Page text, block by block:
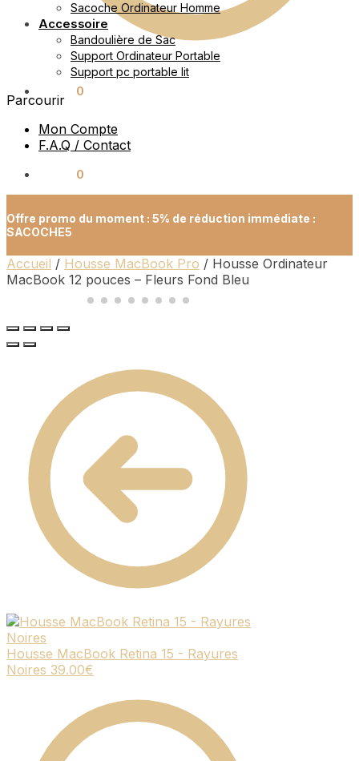
0
Sacoche Ordinateur Homme
Accessoire
Bandoulière de Sac
Support Ordinateur Portable
Support pc portable lit
Parcourir
Mon Compte
F.A.Q / Contact
0
Offre promo du moment : 5% de réduction immédiate :
SACOCHE5
Accueil / Housse MacBook Pro / Housse Ordinateur
MacBook 12 pouces – Fleurs Fond Bleu
Housse MacBook Retina 15 - Rayures
Noires 39.00€